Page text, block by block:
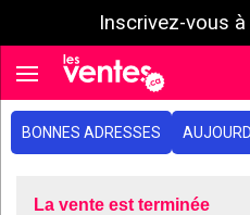
Inscrivez-vous
Toggle navigation
BONNES ADRESSES
La vente est terminée